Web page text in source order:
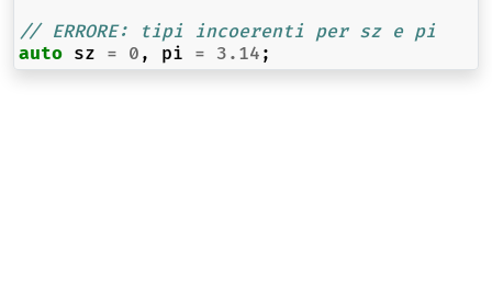
// ERRORE: tipi incoerenti per sz e pi
auto sz = 0 , pi = 3.14 ;